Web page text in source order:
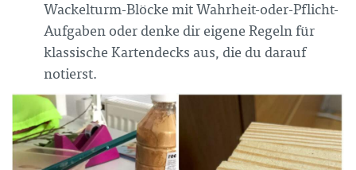
Wackelturm-Blöcke mit Wahrheit-oder-Pflicht-
Aufgaben oder denke dir eigene Regeln für
klassische Kartendecks aus, die du darauf
notierst.